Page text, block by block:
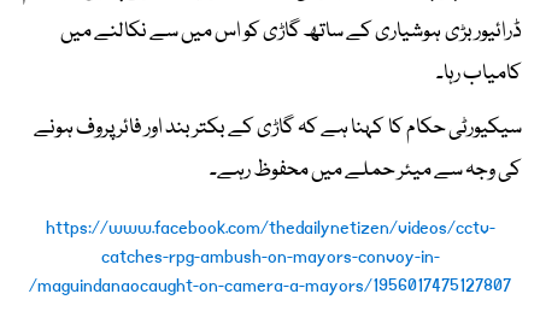
ڈرائیور بڑی ہوشیاری کے ساتھ گاڑی کو اس میں سے نکالنے میں
کامیاب رہا۔
سیکیورٹی حکام کا کہنا ہے کہ گاڑی کے بکتر بند اور فائر پروف ہونے
کی وجہ سے میئر حملے میں محفوظ رہے۔
https://www.facebook.com/thedailynetizen/videos/cctv-
catches-rpg-ambush-on-mayors-convoy-in-
maguindanaocaught-on-camera-a-mayors/1956017475127807/